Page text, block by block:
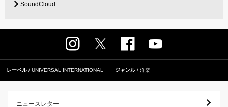
SoundCloud
レーベル UNIVERSAL INTERNATIONAL ジャンル 洋楽
ニュースレター